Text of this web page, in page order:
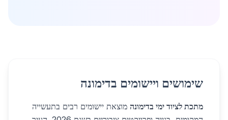
שימושים ויישומים בדימונה
מתכת לציוד ימי בדימונה מוצאת יישומים רבים בתעשייה